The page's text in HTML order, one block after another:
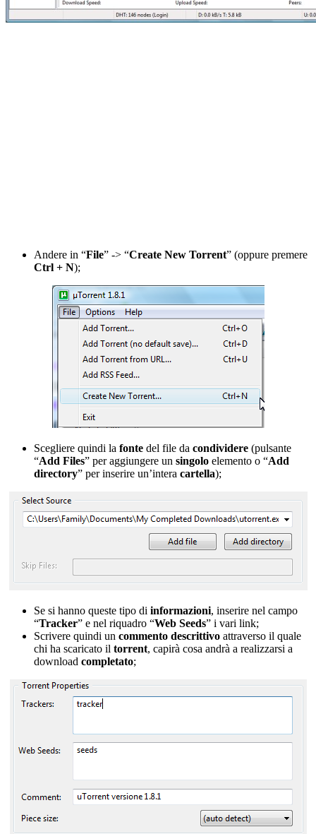
Andere in “File” -> “Create New Torrent” (oppure premere
Ctrl + N);
Scegliere quindi la fonte del file da condividere (pulsante
“Add Files” per aggiungere un singolo elemento o “Add
directory” per inserire un’intera cartella);
Se si hanno queste tipo di informazioni, inserire nel campo
“Tracker” e nel riquadro “Web Seeds” i vari link;
Scrivere quindi un commento descrittivo attraverso il quale
chi ha scaricato il torrent, capirà cosa andrà a realizzarsi a
download completato;